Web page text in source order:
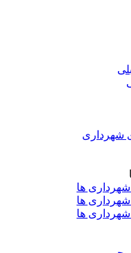
شهرداری